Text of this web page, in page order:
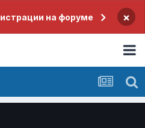
на форуме ×